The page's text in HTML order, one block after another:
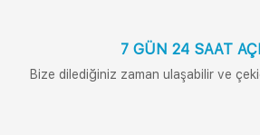
7 GÜN 24 SAAT
Bize dilediğiniz zaman ulaşabilir ve